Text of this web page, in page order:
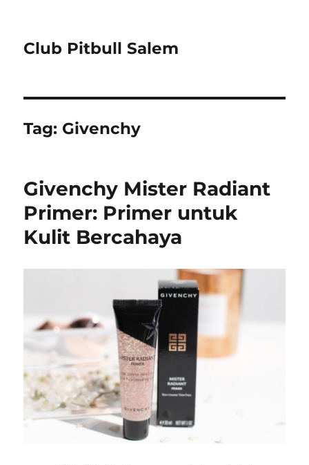
Club Pitbull Salem
Tag: Givenchy
Givenchy Mister Radiant
Primer: Primer untuk
Kulit Bercahaya